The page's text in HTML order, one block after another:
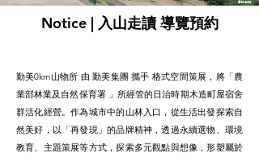
Notice | 入山走讀 導覽預約
勤美0km山物所 由 勤美集團 攜手 格式空間策展，將「農
業部林業及自然保育署 」所經管的日治時期木造町屋宿舍
群活化經營。作為城市中的山林入口，從生活出發探索自
然美好，以「再發現」的品牌精神，透過永續選物、環境
教育、主題策展等方式，探索多元觀點與想像，形塑屬於